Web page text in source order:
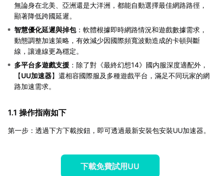
無論身在北美、亞洲還是大洋洲，都能自動選擇最佳網路路徑，
顯著降低跨國延遲。
智慧優化延遲與掉包：軟體根據即時網路情況和遊戲數據需求，
動態調整加速策略，有效減少因國際頻寬波動造成的卡頓與斷
線，讓連線更為穩定。
多平台多遊戲支援 ：除了對《最終幻想14》國内服深度適配外，
【UU加速器】還相容國際服及多種遊戲平台，滿足不同玩家的網
路加速需求。
1.1 操作指南如下
第一步：透過下方下載按鈕，即可透過最新安裝包安裝UU加速器。
下載免費試用UU